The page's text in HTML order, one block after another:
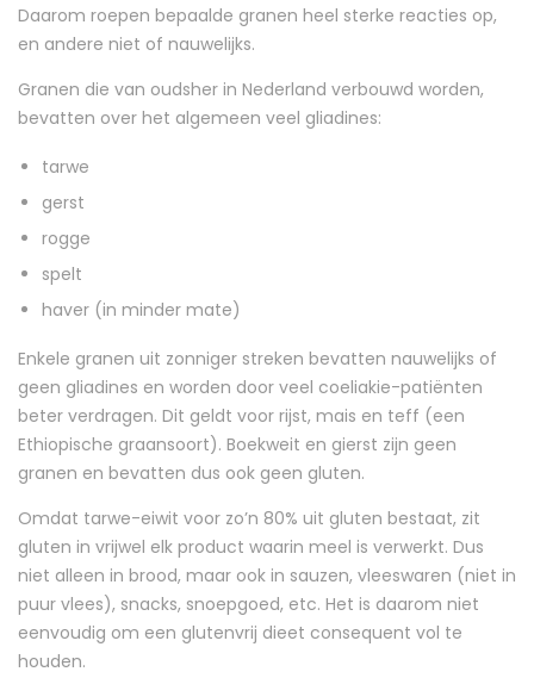
Daarom roepen bepaalde granen heel sterke reacties op,
en andere niet of nauwelijks.
Granen die van oudsher in Nederland verbouwd worden,
bevatten over het algemeen veel gliadines:
tarwe
gerst
rogge
spelt
haver (in minder mate)
Enkele granen uit zonniger streken bevatten nauwelijks of
geen gliadines en worden door veel coeliakie-patiënten
beter verdragen. Dit geldt voor rijst, mais en teff (een
Ethiopische graansoort). Boekweit en gierst zijn geen
granen en bevatten dus ook geen gluten.
Omdat tarwe-eiwit voor zo’n 80% uit gluten bestaat, zit
gluten in vrijwel elk product waarin meel is verwerkt. Dus
niet alleen in brood, maar ook in sauzen, vleeswaren (niet in
puur vlees), snacks, snoepgoed, etc. Het is daarom niet
eenvoudig om een glutenvrij dieet consequent vol te
houden.